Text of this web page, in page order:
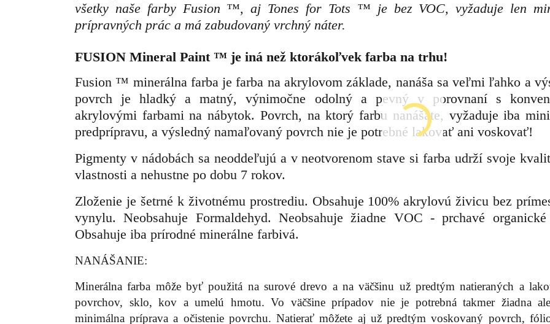
všetky naše farby Fusion ™, aj Tones for Tots ™ je bez VOC, vyžaduje len
prípravných prác a má zabudovaný vrchný náter.
FUSION Mineral Paint ™ je iná než ktorákoľvek farba na trhu!
Fusion ™ minerálna farba je farba na akrylovom základe, nanáša sa veľmi ľahko a
povrch je hladký a matný, výnimočne odolný a pevný v porovnaní s
akrylovými farbami na nábytok. Povrch, na ktorý farbu nanášate, vyžaduje iba
predprípravu, a výsledný namaľovaný povrch nie je potrebné lakovať ani voskovať!
Pigmenty v nádobách sa neoddeľujú a v neotvorenom stave si farba udrží svoje
vlastnosti a nehustne po dobu 7 rokov.
Zloženie je šetrné k životnému prostrediu. Obsahuje 100% akrylovú živicu bez
vynylu. Neobsahuje Formaldehyd. Neobsahuje žiadne VOC - prchavé
Obsahuje iba prírodné minerálne farbivá.
NANÁŠANIE:
Minerálna farba môže byť použitá na surové drevo a na väčšinu už predtým natieraných a
povrchov, sklo, kov a umelú hmotu. Vo väčšine prípadov nie je potrebná takmer žiadna
minimálna príprava a očistenie povrchu. Natierať môžete aj už predtým voskovaný povrch,